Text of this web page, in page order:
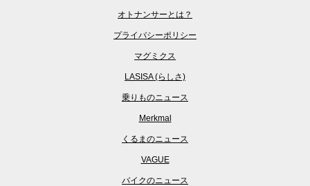
オトナンサーとは？
プライバシーポリシー
マグミクス
LASISA (らしさ)
乗りものニュース
Merkmal
くるまのニュース
VAGUE
バイクのニュース